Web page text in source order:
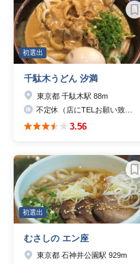
初選出
千駄木うどん 汐満
東京都 千駄木駅 88m
3.56
初選出
むさしの エン座
東京都 石神井公園駅 929m